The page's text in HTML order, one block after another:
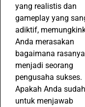
yang realistis dan
gameplay yang
adiktif,
Anda merasakan
bagaimana rasanya
menjadi seorang
pengusaha sukses.
Apakah Anda
untuk menjawab